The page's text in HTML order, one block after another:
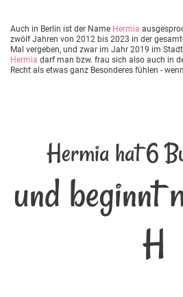
Auch in Berlin ist der Name Hermia
zwölf Jahren von 2012 bis 2023 in der
Mal vergeben, und zwar im Jahr 2019 im
Hermia darf man bzw. frau sich also auch in
Recht als etwas ganz Besonderes fühlen -
Hermia hat 6
und beginnt
H